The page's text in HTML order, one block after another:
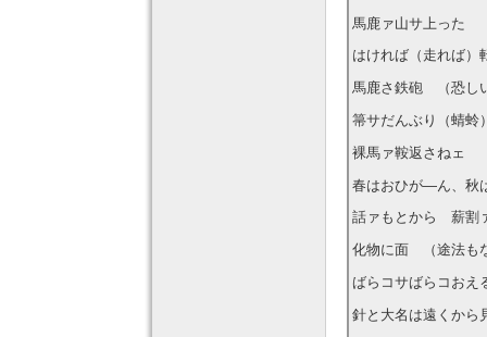
馬鹿ァ山サ上った
はければ（走れば
馬鹿さ鉄砲 （恐し
箒サだんぶり（蜻
裸馬ァ鞍返さねェ
春はおひが―ん、秋
話ァもとから 薪割
化物に面 （途法も
ばらコサばらコおえ
針と大名は遠くから